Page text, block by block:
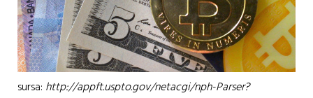
sursa: http://appft.uspto.gov/netacgi/nph-Parser?